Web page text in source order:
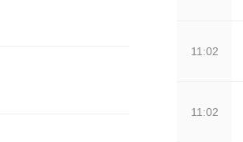
11:02
11:02